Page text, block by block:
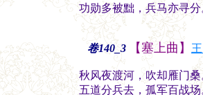
功勋多被黜，兵马亦寻
卷140_3 【塞上曲】
秋风夜渡河，吹却雁门
五道分兵去，孤军百战